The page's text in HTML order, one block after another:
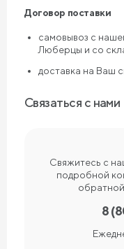
Договор поставки
самовывоз с
Люберцы и со
доставка на Ваш
Связаться с нами
Свяжитесь с
подробной
8